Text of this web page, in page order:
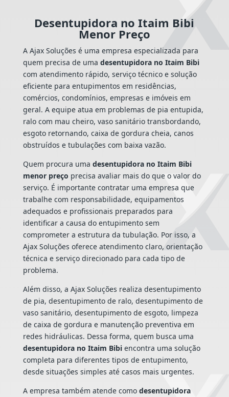
Desentupidora no Itaim Bibi
Menor Preço
A Ajax Soluções é uma empresa especializada para
quem precisa de uma desentupidora no Itaim Bibi
com atendimento rápido, serviço técnico e solução
eficiente para entupimentos em residências,
comércios, condomínios, empresas e imóveis em
geral. A equipe atua em problemas de pia entupida,
ralo com mau cheiro, vaso sanitário transbordando,
esgoto retornando, caixa de gordura cheia, canos
obstruídos e tubulações com baixa vazão.
Quem procura uma desentupidora no Itaim Bibi
menor preço precisa avaliar mais do que o valor do
serviço. É importante contratar uma empresa que
trabalhe com responsabilidade, equipamentos
adequados e profissionais preparados para
identificar a causa do entupimento sem
comprometer a estrutura da tubulação. Por isso, a
Ajax Soluções oferece atendimento claro, orientação
técnica e serviço direcionado para cada tipo de
problema.
Além disso, a Ajax Soluções realiza desentupimento
de pia, desentupimento de ralo, desentupimento de
vaso sanitário, desentupimento de esgoto, limpeza
de caixa de gordura e manutenção preventiva em
redes hidráulicas. Dessa forma, quem busca uma
desentupidora no Itaim Bibiencontra uma solução
completa para diferentes tipos de entupimento,
desde situações simples até casos mais urgentes.
A empresa também atende como desentupidora